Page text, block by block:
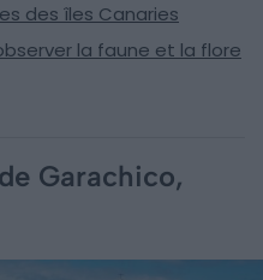
des îles Canaries
la faune et la flore
Garachico,